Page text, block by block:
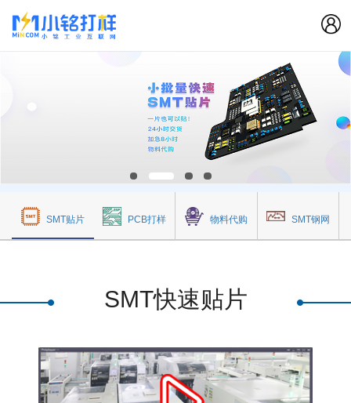
SMT贴片 PCB打样 物料代购 SMT钢网
SMT快速贴片